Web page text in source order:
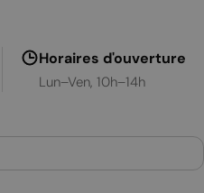
Horaires d'ouverture
Lun–Ven, 10h–14h